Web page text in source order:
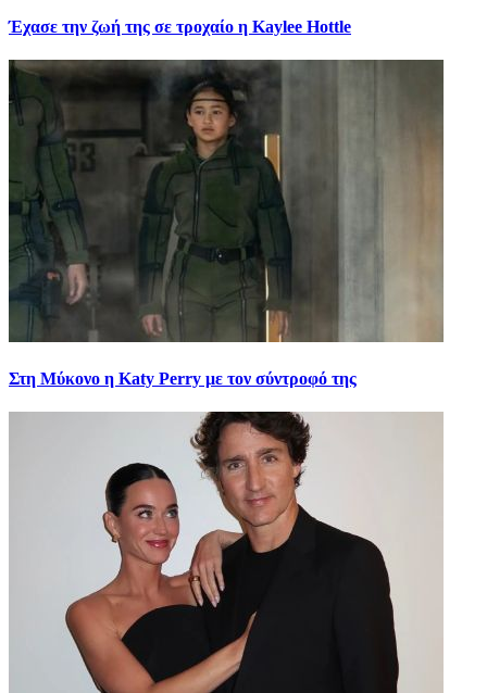
Έχασε την ζωή της σε τροχαίο η Kaylee Hottle
Στη Μύκονο η Katy Perry με τον σύντροφό της